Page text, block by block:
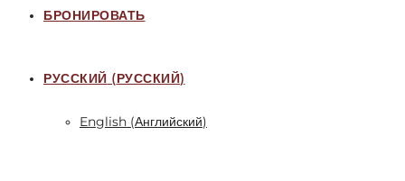
БРОНИРОВАТЬ
РУССКИЙ (РУССКИЙ)
English (Английский)